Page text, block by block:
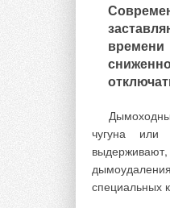
чугуна или
специальных
себе
по